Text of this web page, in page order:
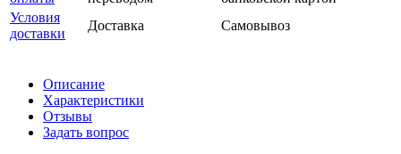
Условия
доставки
Доставка Самовывоз
Описание
Характеристики
Отзывы
Задать вопрос